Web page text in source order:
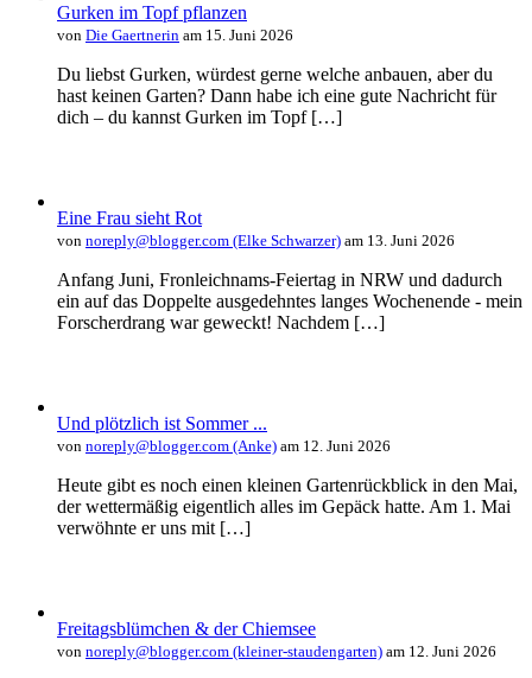
Gurken im Topf pflanzen
von Die Gaertnerin am 15. Juni 2026
Du liebst Gurken, würdest gerne welche anbauen, aber du
hast keinen Garten? Dann habe ich eine gute Nachricht für
dich – du kannst Gurken im Topf […]
Eine Frau sieht Rot
von noreply@blogger.com (Elke Schwarzer) am 13. Juni 2026
Anfang Juni, Fronleichnams-Feiertag in NRW und dadurch
ein auf das Doppelte ausgedehntes langes Wochenende - mein
Forscherdrang war geweckt! Nachdem […]
Und plötzlich ist Sommer ...
von noreply@blogger.com (Anke) am 12. Juni 2026
Heute gibt es noch einen kleinen Gartenrückblick in den Mai,
der wettermäßig eigentlich alles im Gepäck hatte. Am 1. Mai
verwöhnte er uns mit […]
Freitagsblümchen & der Chiemsee
von noreply@blogger.com (kleiner-staudengarten) am 12. Juni 2026